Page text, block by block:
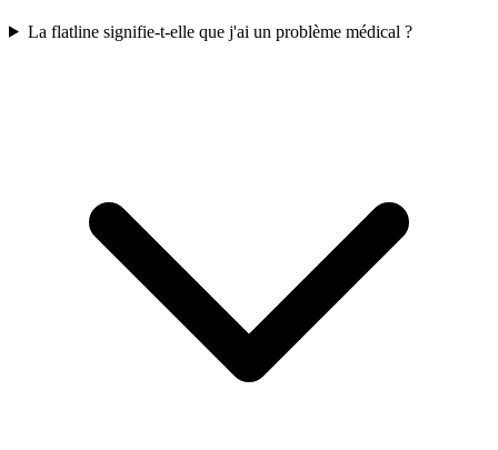
La flatline signifie-t-elle que j'ai un problème médical ?